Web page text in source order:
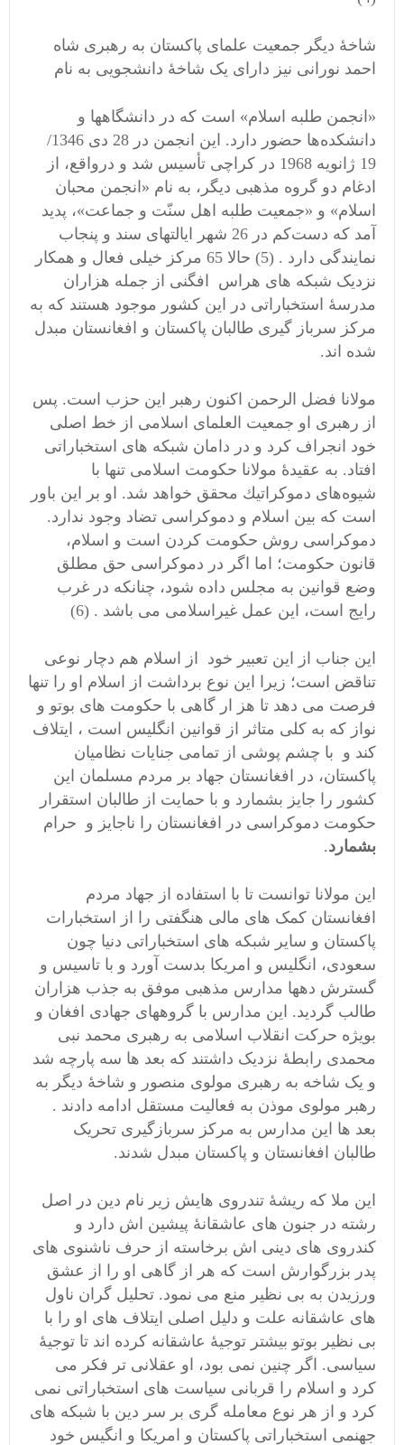
شاخۀ دیگر جمعیت علمای پاکستان به رهبری شاه
احمد نورانی نیز دارای یک شاخۀ دانشجویی به نام
«انجمن‌ طلبه اسلام‌» است‌ كه‌ در دانشگاهها و
دانشكده‌ها حضور دارد. این‌ انجمن‌ در 28 دی 1346/
19 ژانویه 1968 در كراچی تأسیس‌ شد و درواقع‌، از
ادغام‌ دو گروه‌ مذهبی دیگر، به‌ نام‌ «انجمن‌ محبان‌
اسلام‌» و «جمعیت‌ طلبه اهل‌ سنّت‌ و جماعت‌»، پدید
آمد که‌ دست‌كم‌ در 26 شهر ایالتهای سند و پنجاب‌
نمایندگی دارد . (5) حالا 65 مرکز خیلی فعال و همکار
نزدیک شبکه های هراس افگنی از جمله هزاران
مدرسۀ استخباراتی در این کشور موجود هستند که به
مرکز سرباز گیری طالبان پاکستان و افغانستان مبدل
شده اند.
مولانا فضل الرحمن اکنون رهبر این حزب است. پس
از رهبری او جمعیت العلمای اسلامی از خط اصلی
خود انجراف کرد و در دامان شبکه های استخباراتی
افتاد. به‌ عقیدۀ مولانا حكومت‌ اسلامی تنها با
شیوه‌های دموكراتیك‌ محقق‌ خواهد شد. او بر این‌ باور
است‌ كه‌ بین‌ اسلام‌ و دموكراسی تضاد وجود ندارد.
دموكراسی روش‌ حكومت‌ كردن‌ است‌ و اسلام‌،
قانون‌ حكومت‌؛ اما اگر در دموكراسی حق‌ مطلق‌
وضع‌ قوانین‌ به‌ مجلس‌ داده‌ شود، چنانكه‌ در غرب‌
رایج‌ است‌، این‌ عمل‌ غیراسلامی می باشد . (6)
این جناب از این تعبیر خود از اسلام هم دچار نوعی
تناقض است؛ زیرا این نوع برداشت از اسلام او را تنها
فرصت می دهد تا هز ار گاهی با حکومت های بوتو و
نواز که به کلی متاثر از قوانین انگلیس است ، ایتلاف
کند و با چشم پوشی از تمامی جنایات نظامیان
پاکستان، در افغانستان جهاد بر مردم مسلمان این
کشور را جایز بشمارد و با حمایت از طالبان استقرار
حکومت دموکراسی در افغانستان را ناجایز و حرام
بشمارد.
این مولانا توانست تا با استفاده از جهاد مردم
افغانستان کمک های مالی هنگفتی را از استخبارات
پاکستان و سایر شبکه های استخباراتی دنیا چون
سعودی، انگلیس و امریکا بدست آورد و با تاسیس و
گسترش دهها مدارس مذهبی موفق به جذب هزاران
طالب گردید. این مدارس با گروههای جهادی افغان و
بویژه حرکت انقلاب اسلامی به رهبری محمد نبی
محمدی رابطۀ نزدیک داشتند که بعد ها سه پارچه شد
و یک شاخه به رهبری مولوی منصور و شاخۀ دیگر به
رهبر مولوی موذن به فعالیت مستقل ادامه دادند .
بعد ها این مدارس به مرکز سربازگیری تحریک
طالبان افغانستان و پاکستان مبدل شدند.
این ملا که ریشۀ تندروی هایش زیر نام دین در اصل
رشته در جنون های عاشقانۀ پیشین اش دارد و
کندروی های دینی اش برخاسته از حرف ناشنوی های
پدر بزرگوارش است که هر از گاهی او را از عشق
ورزیدن به بی نظیر منع می نمود. تحلیل گران ناول
های عاشقانه علت و دلیل اصلی ایتلاف های او را با
بی نظیر بوتو بیشتر توجیۀ عاشقانه کرده اند تا توجیۀ
سیاسی. اگر چنین نمی بود، او عقلانی تر فکر می
کرد و اسلام را قربانی سیاست های استخباراتی نمی
کرد و از هر نوع معامله گری بر سر دین با شبکه های
جهنمی استخباراتی پاکستان و امریکا و انگیس خود